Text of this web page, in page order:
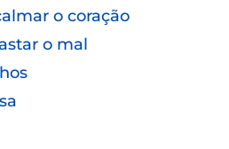
o coração
o mal